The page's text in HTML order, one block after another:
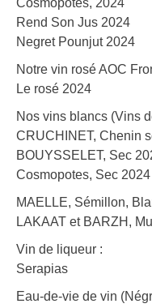
Cosmopotes, 2024
Rend Son Jus 2024
Negret Pounjut 2024
Notre vin rosé AOC
Le rosé 2024
Nos vins blancs (Vins
CRUCHINET, Chenin
BOUYSSELET, Sec
Cosmopotes, Sec 2024
MAELLE, Sémillon,
LAKAAT et BARZH,
Vin de liqueur :
Serapias
Eau-de-vie de vin